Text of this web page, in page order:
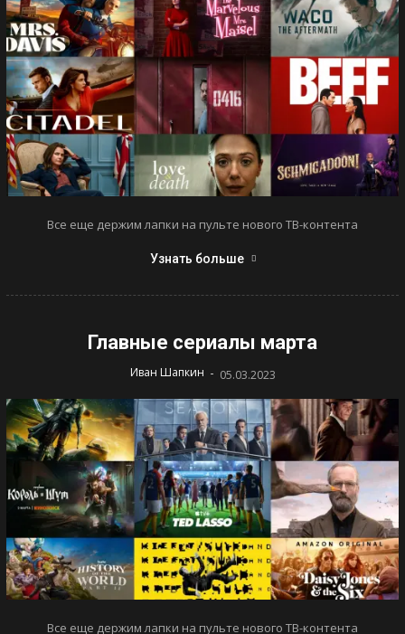
Все еще держим лапки на пульте нового ТВ-контента
Узнать больше
Главные сериалы марта
Иван Шапкин - 05.03.2023
Все еще держим лапки на пульте нового ТВ-контента